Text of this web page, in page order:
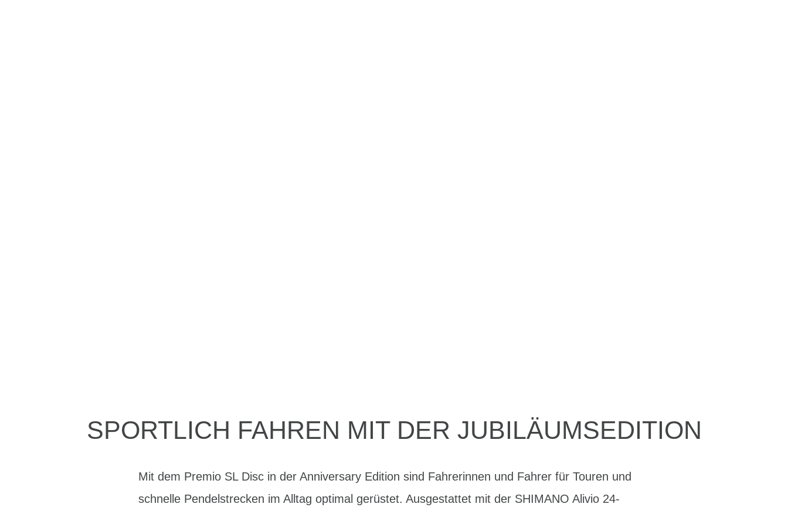
SPORTLICH FAHREN MIT DER JUBILÄUMSEDITION
Mit dem Premio SL Disc in der Anniversary Edition sind Fahrerinnen und Fahrer für Touren und
schnelle Pendelstrecken im Alltag optimal gerüstet. Ausgestattet mit der SHIMANO Alivio 24-